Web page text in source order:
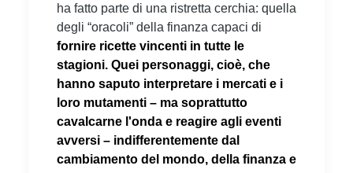
ha fatto parte di una ristretta cerchia: quella
degli “oracoli” della finanza capaci di
fornire ricette vincenti in tutte le
stagioni. Quei personaggi, cioè, che
hanno saputo interpretare i mercati e i
loro mutamenti – ma soprattutto
cavalcarne l'onda e reagire agli eventi
avversi – indifferentemente dal
cambiamento del mondo, della finanza e